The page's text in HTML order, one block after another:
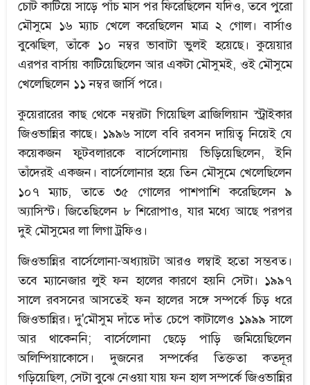
চোট কাটিয়ে সাড়ে পাঁচ মাস পর ফিরেছিলেন যদিও, তবে পুরো
মৌসুমে ১৬ ম্যাচ খেলে করেছিলেন মাত্র ২ গোল। বার্সাও
বুঝেছিল, তাঁকে ১০ নম্বর ভাবাটা ভুলই হয়েছে। কুয়েয়ার
এরপর বার্সায় কাটিয়েছিলেন আর একটা মৌসুমই, ওই মৌসুমে
খেলেছিলেন ১১ নম্বর জার্সি পরে।
কুয়েরারের কাছ থেকে নম্বরটা গিয়েছিল ব্রাজিলিয়ান স্ট্রাইকার
জিওভান্নির কাছে। ১৯৯৬ সালে ববি রবসন দায়িত্ব নিয়েই যে
কয়েকজন ফুটবলারকে বার্সেলোনায় ভিড়িয়েছিলেন, ইনি
তাঁদেরই একজন। বার্সেলোনার হয়ে তিন মৌসুমে খেলেছিলেন
১০৭ ম্যাচ, তাতে ৩৫ গোলের পাশপাশি করেছিলেন ৯
অ্যাসিস্ট। জিতেছিলেন ৮ শিরোপাও, যার মধ্যে আছে পরপর
দুই মৌসুমের লা লিগা ট্রফিও।
জিওভান্নির বার্সেলোনা-অধ্যায়টা আরও লম্বাই হতো সম্ভবত।
তবে ম্যানেজার লুই ফন হালের কারণে হয়নি সেটা। ১৯৯৭
সালে রবসনের আসতেই ফন হালের সঙ্গে সম্পর্কে চিড় ধরে
জিওভান্নির। দু'মৌসুম দাঁতে দাঁত চেপে কাটালেও ১৯৯৯ সালে
আর থাকেননি; বার্সেলোনা ছেড়ে পাড়ি জমিয়েছিলেন
অলিম্পিয়াকোসে। দুজনের সম্পর্কের তিক্ততা কতদূর
গড়িয়েছিল, সেটা বুঝে নেওয়া যায় ফন হাল সম্পর্কে জিওভান্নির